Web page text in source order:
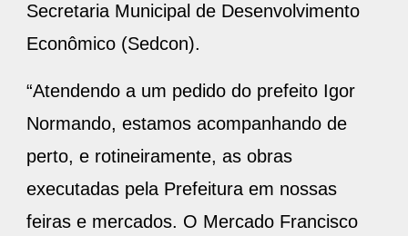
Secretaria Municipal de Desenvolvimento
Econômico (Sedcon).
“Atendendo a um pedido do prefeito Igor
Normando, estamos acompanhando de
perto, e rotineiramente, as obras
executadas pela Prefeitura em nossas
feiras e mercados. O Mercado Francisco